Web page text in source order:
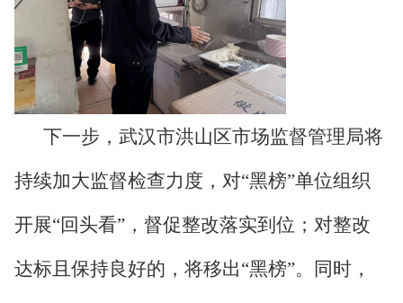
下一步，武汉市洪山区市场监督管理局将
持续加大监督检查力度，对“黑榜”单位组织
开展“回头看”，督促整改落实到位；对整改
达标且保持良好的，将移出“黑榜”。同时，